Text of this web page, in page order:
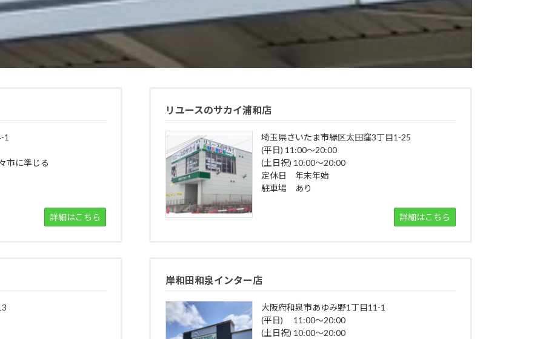
1
市に準じる
詳細はこちら
リユースのサカイ浦和店
埼玉県さいたま市緑区太田窪3丁目1-25
(平日) 11:00～20:00
(土日祝) 10:00～20:00
定休日 年末年始
駐車場 あり
詳細はこちら
岸和田和泉インター店
大阪府和泉市あゆみ野1丁目11-1
(平日) 11:00～20:00
(土日祝) 10:00～20:00